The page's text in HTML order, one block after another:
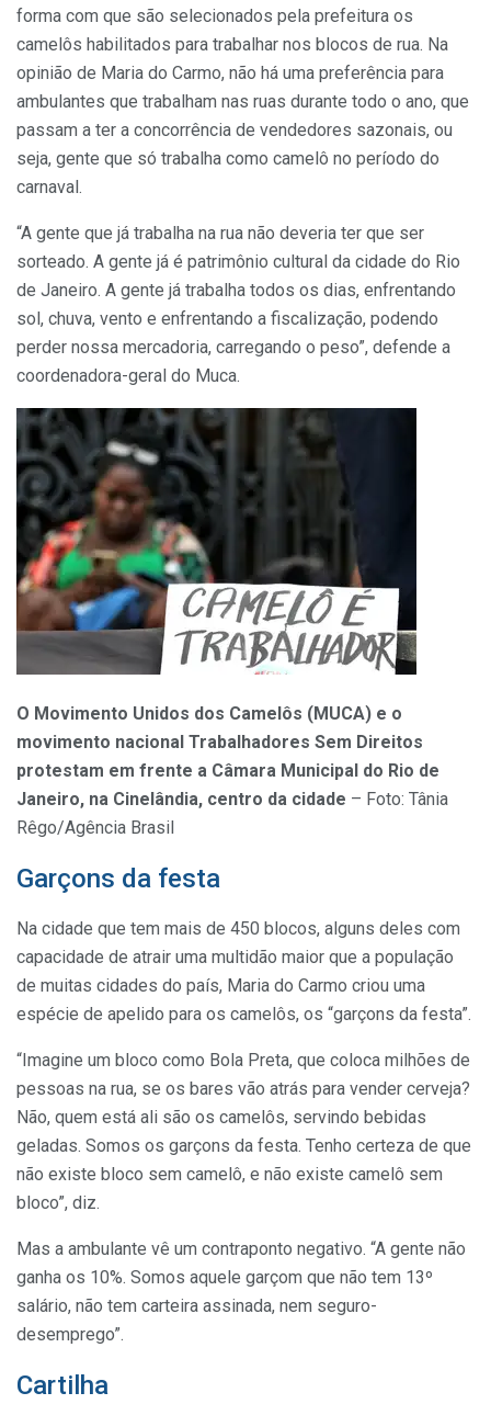
forma com que são selecionados pela prefeitura os
camelôs habilitados para trabalhar nos blocos de rua. Na
opinião de Maria do Carmo, não há uma preferência para
ambulantes que trabalham nas ruas durante todo o ano, que
passam a ter a concorrência de vendedores sazonais, ou
seja, gente que só trabalha como camelô no período do
carnaval.
“A gente que já trabalha na rua não deveria ter que ser
sorteado. A gente já é patrimônio cultural da cidade do Rio
de Janeiro. A gente já trabalha todos os dias, enfrentando
sol, chuva, vento e enfrentando a fiscalização, podendo
perder nossa mercadoria, carregando o peso”, defende a
coordenadora-geral do Muca.
O Movimento Unidos dos Camelôs (MUCA) e o
movimento nacional Trabalhadores Sem Direitos
protestam em frente a Câmara Municipal do Rio de
Janeiro, na Cinelândia, centro da cidade – Foto: Tânia
Rêgo/Agência Brasil
Garçons da festa
Na cidade que tem mais de 450 blocos, alguns deles com
capacidade de atrair uma multidão maior que a população
de muitas cidades do país, Maria do Carmo criou uma
espécie de apelido para os camelôs, os “garçons da festa”.
“Imagine um bloco como Bola Preta, que coloca milhões de
pessoas na rua, se os bares vão atrás para vender cerveja?
Não, quem está ali são os camelôs, servindo bebidas
geladas. Somos os garçons da festa. Tenho certeza de que
não existe bloco sem camelô, e não existe camelô sem
bloco”, diz.
Mas a ambulante vê um contraponto negativo. “A gente não
ganha os 10%. Somos aquele garçom que não tem 13º
salário, não tem carteira assinada, nem seguro-
desemprego”.
Cartilha